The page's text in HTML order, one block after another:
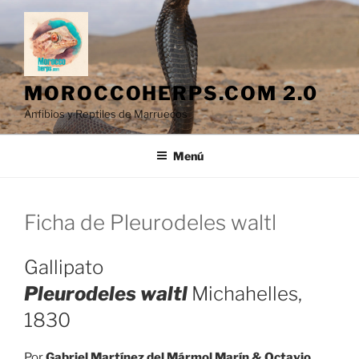
Saltar
contenido
MOROCCOHERPS.COM 2.0
Anfibios y Reptiles de Marruecos
Menú
Ficha de Pleurodeles waltl
Gallipato
Pleurodeles waltl Michahelles,
1830